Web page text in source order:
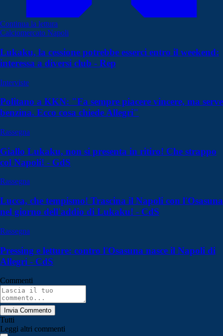
Continua la lettura
Calciomercato Napoli
Lukaku, la cessione potrebbe esserci entro il weekend:
interessa a diversi club - Rep
Interviste
Politano a KKN: "Fa sempre piacere vincere, ma serve
benzina. Ecco cosa chiede Allegri"
Rassegna
Giallo Lukaku, non si presenta in ritiro! Che strappo
col Napoli! - GdS
Rassegna
Lucca, che tempismo! Trascina il Napoli con l'Osasuna
nel giorno dell'addio di Lukaku! - CdS
Rassegna
Pressing e letture: contro l'Osasuna nasce il Napoli di
Allegri - CdS
Commenti
Invia Commento
Tutti
Leggi altri commenti